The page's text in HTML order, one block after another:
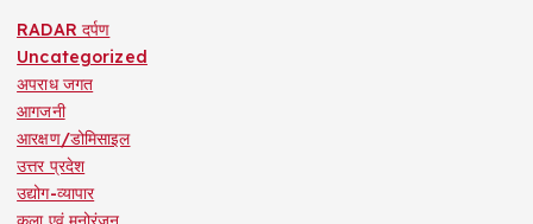
RADAR दर्पण
Uncategorized
अपराध जगत
आगजनी
आरक्षण/डोमिसाइल
उत्तर प्रदेश
उद्योग-व्यापार